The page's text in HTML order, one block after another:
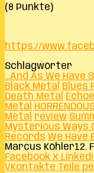
(8 Punkte)
https://
Schlagwörter
...And As We Have
Black Metal
Blues
Death Metal
Metal
Metal review
Mysterious Ways
Records We Have
Marcus Köhler12.
Facebook X
VKontakte Teile